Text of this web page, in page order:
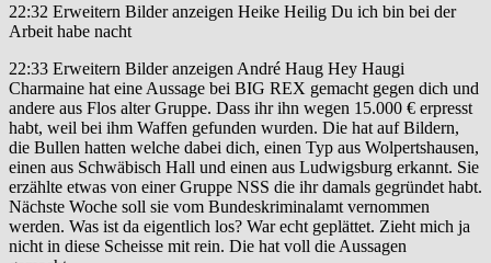
22:32 Erweitern Bilder anzeigen Heike Heilig Du ich bin bei der
Arbeit habe nacht
22:33 Erweitern Bilder anzeigen André Haug Hey Haugi
Charmaine hat eine Aussage bei BIG REX gemacht gegen dich und
andere aus Flos alter Gruppe. Dass ihr ihn wegen 15.000 € erpresst
habt, weil bei ihm Waffen gefunden wurden. Die hat auf Bildern,
die Bullen hatten welche dabei dich, einen Typ aus Wolpertshausen,
einen aus Schwäbisch Hall und einen aus Ludwigsburg erkannt. Sie
erzählte etwas von einer Gruppe NSS die ihr damals gegründet habt.
Nächste Woche soll sie vom Bundeskriminalamt vernommen
werden. Was ist da eigentlich los? War echt geplättet. Zieht mich ja
nicht in diese Scheisse mit rein. Die hat voll die Aussagen